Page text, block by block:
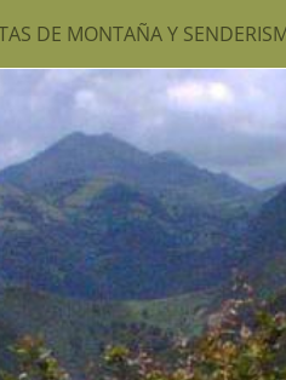
DE MONTAÑA Y